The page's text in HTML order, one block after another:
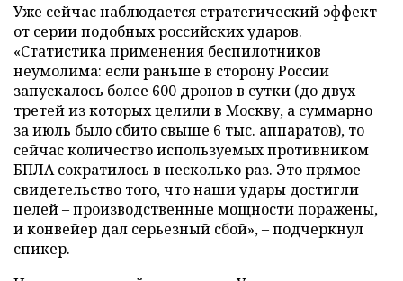
Уже сейчас наблюдается стратегический эффект
от серии подобных российских ударов.
«Статистика применения беспилотников
неумолима: если раньше в сторону России
запускалось более 600 дронов в сутки (до двух
третей из которых целили в Москву, а суммарно
за июль было сбито свыше 6 тыс. аппаратов), то
сейчас количество используемых противником
БПЛА сократилось в несколько раз. Это прямое
свидетельство того, что наши удары достигли
целей – производственные мощности поражены,
и конвейер дал серьезный сбой», – подчеркнул
спикер.